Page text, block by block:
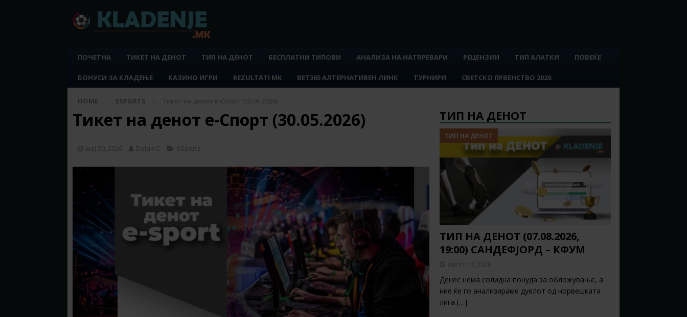
ПОЧЕТНА ТИКЕТ НА ДЕНОТ ТИП НА ДЕНОТ БЕСПЛАТНИ ТИПОВИ АНАЛИЗА НА НАТПРЕВАРИ РЕЦЕНЗИИ ТИП АЛАТКИ ПОВЕЌЕ
БОНУСИ ЗА КЛАДЕЊЕ КАЗИНО ИГРИ REZULTATI MK BET365 АЛТЕРНАТИВЕН ЛИНК ТУРНИРИ СВЕТСКО ПРВЕНСТВО 2026
HOME ESPORTS Тикет на денот е-Спорт (30.05.2026)
Тикет на денот е-Спорт (30.05.2026)
мај 30, 2026 Dejan C eSports
ТИП НА ДЕНОТ
ТИП НА ДЕНОТ
ТИП НА ДЕНОТ (07.08.2026,
19:00) САНДЕФЈОРД – КФУМ
август 7, 2026
Денес нема солидна понуда за обложување, а
ние ќе го анализираме дуелот од норвешката
лига […]